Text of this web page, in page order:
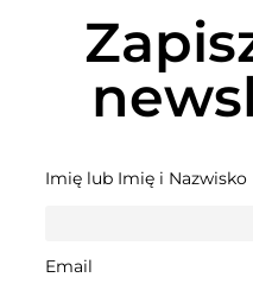
Imię lub Imię i Nazwisko
Email